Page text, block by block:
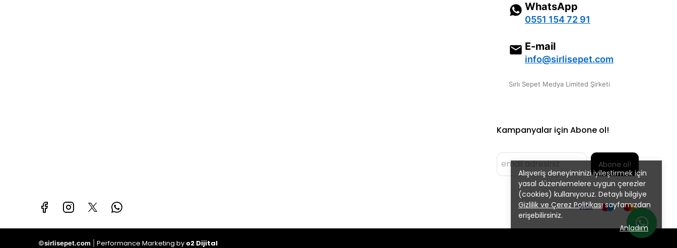
Alışveriş deneyiminizi iyileştirmek için
yasal düzenlemelere uygun çerezler
(cookies) kullanıyoruz. Detaylı bilgiye
Gizlilik ve Çerez Politikasısayfamızdan
erişebilirsiniz.
Anladım
WhatsApp
0551 154 72 91
E-mail
info@sirlisepet.com
Sırlı Sepet Medya Limited Şirketi
Kampanyalar için Abone ol!
Abone ol!
©sirlisepet.com Performance Marketing by o2 Dijital